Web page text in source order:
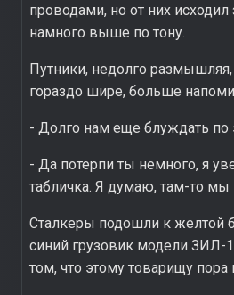
проводами, но от них
намного выше по тону.
Путники, недолго
гораздо шире, больше
- Долго нам еще блуждать
- Да потерпи ты немного, я
табличка. Я думаю, там-то
Сталкеры подошли к желтой
синий грузовик модели ЗИЛ-
том, что этому товарищу пора